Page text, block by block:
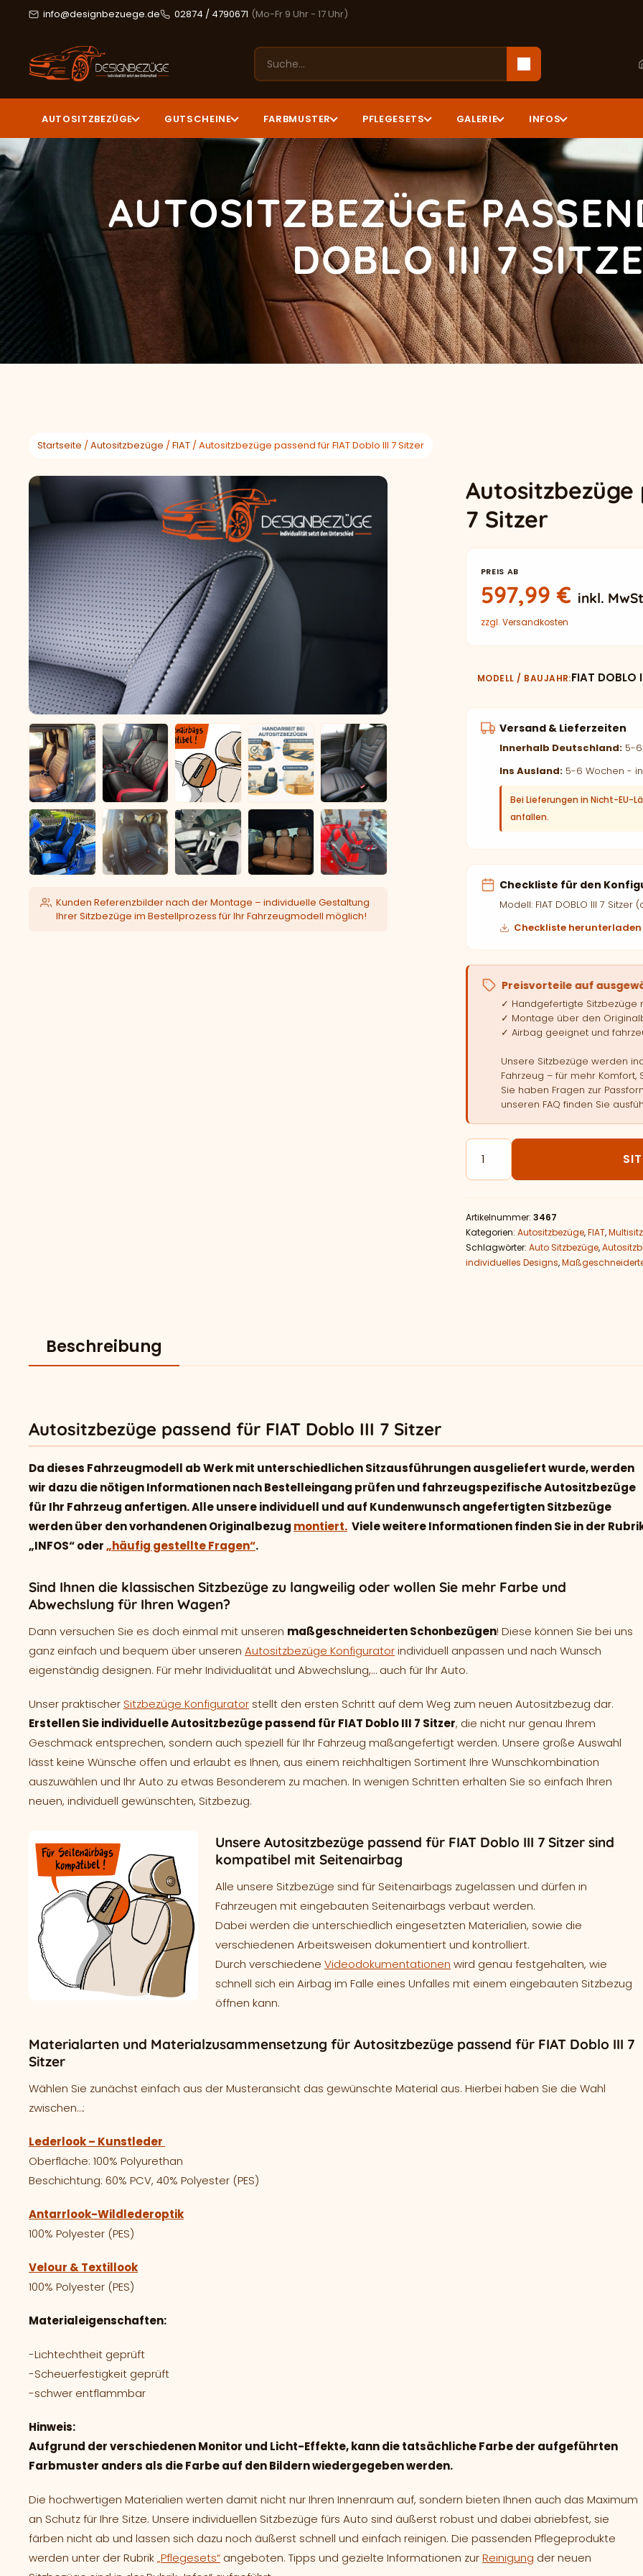
info@designbezuege.de 02874 / 4790671 (Mo-Fr 9 Uhr - 17 Uhr)
AUTOSITZBEZÜGE GUTSCHEINE FARBMUSTER PFLEGESETS GALERIE INFOS
AUTOSITZBEZÜGE
DOBLO III 7
Startseite /Autositzbezüge /FIAT / Autositzbezüge passend für FIAT Doblo III 7 Sitzer
Kunden Referenzbilder nach der Montage – individuelle Gestaltung
Ihrer Sitzbezüge im Bestellprozess für Ihr Fahrzeugmodell möglich!
Autositzbezüge
7 Sitzer
PREIS AB
597,99€ inkl.
zzgl. Versandkosten
MODELL / BAUJAHR FIAT
Versand & Lieferzeiten
Innerhalb Deutschland:5-6
Ins Ausland:5-6 Wochen -
Bei Lieferungen in Nicht-EU-
anfallen.
Checkliste für den
Modell: FIAT DOBLO III 7 Sitzer
Checkliste herunterladen
Preisvorteile auf
✓ Handgefertigte Sitzbezüge
✓ Montage über den
✓ Airbag geeignet und
Unsere Sitzbezüge werden
Fahrzeug – für mehr
Sie haben Fragen zur
unseren FAQ finden Sie
Autositzbezüge passend für
Artikelnummer: 3467
Kategorien: Autositzbezüge,FIAT,
Schlagwörter: Auto Sitzbezüge,
individuelles Designs,
Beschreibung
Autositzbezüge passend für FIAT Doblo III 7 Sitzer
Da dieses Fahrzeugmodell ab Werk mit unterschiedlichen Sitzausführungen ausgeliefert wurde, werden
wir dazu die nötigen Informationen nach Bestelleingang prüfen und fahrzeugspezifische Autositzbezüge
für Ihr Fahrzeug anfertigen. Alle unsere individuell und auf Kundenwunsch angefertigten Sitzbezüge
werden über den vorhandenen Originalbezug montiert. Viele weitere Informationen finden Sie in der
„INFOS“ oder„häufig gestellte Fragen“.
Sind Ihnen die klassischen Sitzbezüge zu langweilig oder wollen Sie mehr Farbe und
Abwechslung für Ihren Wagen?
Dann versuchen Sie es doch einmal mit unseren maßgeschneiderten Schonbezügen! Diese können Sie bei uns
ganz einfach und bequem über unseren Autositzbezüge Konfiguratorindividuell anpassen und nach Wunsch
eigenständig designen. Für mehr Individualität und Abwechslung,… auch für Ihr Auto.
Unser praktischer Sitzbezüge Konfigurator stellt den ersten Schritt auf dem Weg zum neuen Autositzbezug dar.
Erstellen Sie individuelle Autositzbezüge passend für FIAT Doblo III 7 Sitzer, die nicht nur genau Ihrem
Geschmack entsprechen, sondern auch speziell für Ihr Fahrzeug maßangefertigt werden. Unsere große Auswahl
lässt keine Wünsche offen und erlaubt es Ihnen, aus einem reichhaltigen Sortiment Ihre Wunschkombination
auszuwählen und Ihr Auto zu etwas Besonderem zu machen. In wenigen Schritten erhalten Sie so einfach Ihren
neuen, individuell gewünschten, Sitzbezug.
Unsere Autositzbezüge passend für FIAT Doblo III 7 Sitzer sind
kompatibel mit Seitenairbag
Alle unsere Sitzbezüge sind für Seitenairbags zugelassen und dürfen in
Fahrzeugen mit eingebauten Seitenairbags verbaut werden.
Dabei werden die unterschiedlich eingesetzten Materialien, sowie die
verschiedenen Arbeitsweisen dokumentiert und kontrolliert.
Durch verschiedene Videodokumentationen wird genau festgehalten, wie
schnell sich ein Airbag im Falle eines Unfalles mit einem eingebauten Sitzbezug
öffnen kann.
Materialarten und Materialzusammensetzung für Autositzbezüge passend für FIAT Doblo III 7
Sitzer
Wählen Sie zunächst einfach aus der Musteransicht das gewünschte Material aus. Hierbei haben Sie die Wahl
zwischen…:
Lederlook – Kunstleder
Oberfläche: 100% Polyurethan
Beschichtung: 60% PCV, 40% Polyester (PES)
Antarrlook-Wildlederoptik
100% Polyester (PES)
Velour & Textillook
100% Polyester (PES)
Materialeigenschaften:
-Lichtechtheit geprüft
-Scheuerfestigkeit geprüft
-schwer entflammbar
Hinweis:
Aufgrund der verschiedenen Monitor und Licht-Effekte, kann die tatsächliche Farbe der aufgeführten
Farbmuster anders als die Farbe auf den Bildern wiedergegeben werden.
Die hochwertigen Materialien werten damit nicht nur Ihren Innenraum auf, sondern bieten Ihnen auch das Maximum
an Schutz für Ihre Sitze. Unsere individuellen Sitzbezüge fürs Auto sind äußerst robust und dabei abriebfest, sie
färben nicht ab und lassen sich dazu noch äußerst schnell und einfach reinigen. Die passenden Pflegeprodukte
werden unter der Rubrik„Pflegesets“ angeboten. Tipps und gezielte Informationen zurReinigung der neuen